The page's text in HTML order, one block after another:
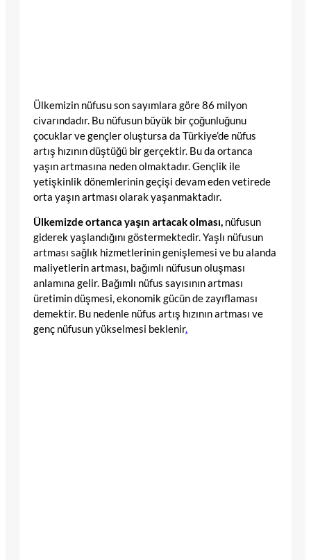
Ülkemizin nüfusu son sayımlara göre 86 milyon
civarındadır. Bu nüfusun büyük bir çoğunluğunu
çocuklar ve gençler oluştursa da Türkiye’de nüfus
artış hızının düştüğü bir gerçektir. Bu da ortanca
yaşın artmasına neden olmaktadır. Gençlik ile
yetişkinlik dönemlerinin geçişi devam eden vetirede
orta yaşın artması olarak yaşanmaktadır.
Ülkemizde ortanca yaşın artacak olması, nüfusun
giderek yaşlandığını göstermektedir. Yaşlı nüfusun
artması sağlık hizmetlerinin genişlemesi ve bu alanda
maliyetlerin artması, bağımlı nüfusun oluşması
anlamına gelir. Bağımlı nüfus sayısının artması
üretimin düşmesi, ekonomik gücün de zayıflaması
demektir. Bu nedenle nüfus artış hızının artması ve
genç nüfusun yükselmesi beklenir.